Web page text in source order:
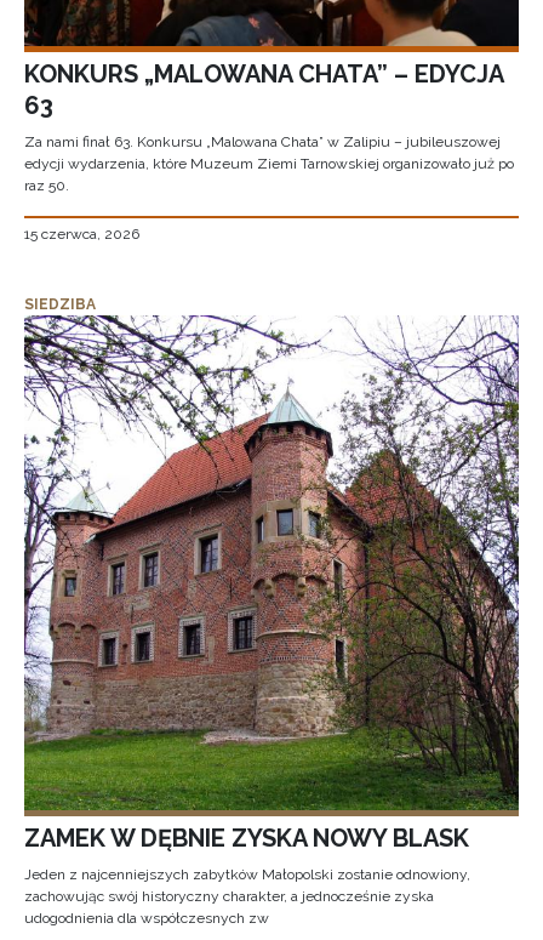
KONKURS „MALOWANA CHATA” – EDYCJA
63
Za nami finał 63. Konkursu „Malowana Chata” w Zalipiu – jubileuszowej
edycji wydarzenia, które Muzeum Ziemi Tarnowskiej organizowało już po
raz 50.
15 czerwca, 2026
SIEDZIBA
ZAMEK W DĘBNIE ZYSKA NOWY BLASK
Jeden z najcenniejszych zabytków Małopolski zostanie odnowiony,
zachowując swój historyczny charakter, a jednocześnie zyska
udogodnienia dla współczesnych zw